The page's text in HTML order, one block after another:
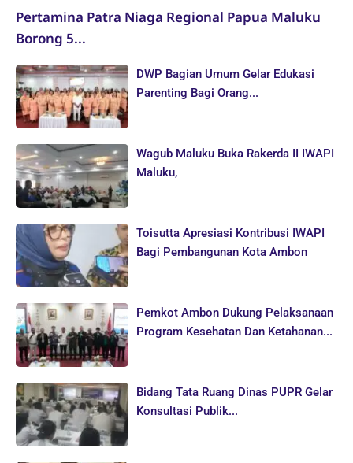
Pertamina Patra Niaga Regional Papua Maluku
Borong 5...
DWP Bagian Umum Gelar Edukasi
Parenting Bagi Orang...
Wagub Maluku Buka Rakerda II IWAPI
Maluku,
Toisutta Apresiasi Kontribusi IWAPI
Bagi Pembangunan Kota Ambon
Pemkot Ambon Dukung Pelaksanaan
Program Kesehatan Dan Ketahanan...
Bidang Tata Ruang Dinas PUPR Gelar
Konsultasi Publik...